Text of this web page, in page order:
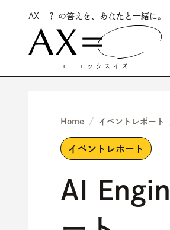
AX＝？ の答えを、あなたと一緒に。
Home イベントレポート
イベントレポート
AI